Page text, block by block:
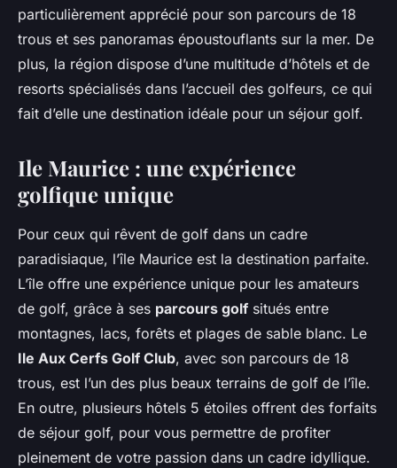
particulièrement apprécié pour son parcours de 18
trous et ses panoramas époustouflants sur la mer. De
plus, la région dispose d’une multitude d’hôtels et de
resorts spécialisés dans l’accueil des golfeurs, ce qui
fait d’elle une destination idéale pour un séjour golf.
Ile Maurice : une expérience
golfique unique
Pour ceux qui rêvent de golf dans un cadre
paradisiaque, l’île Maurice est la destination parfaite.
L’île offre une expérience unique pour les amateurs
de golf, grâce à ses parcours golf situés entre
montagnes, lacs, forêts et plages de sable blanc. Le
Ile Aux Cerfs Golf Club, avec son parcours de 18
trous, est l’un des plus beaux terrains de golf de l’île.
En outre, plusieurs hôtels 5 étoiles offrent des forfaits
de séjour golf, pour vous permettre de profiter
pleinement de votre passion dans un cadre idyllique.